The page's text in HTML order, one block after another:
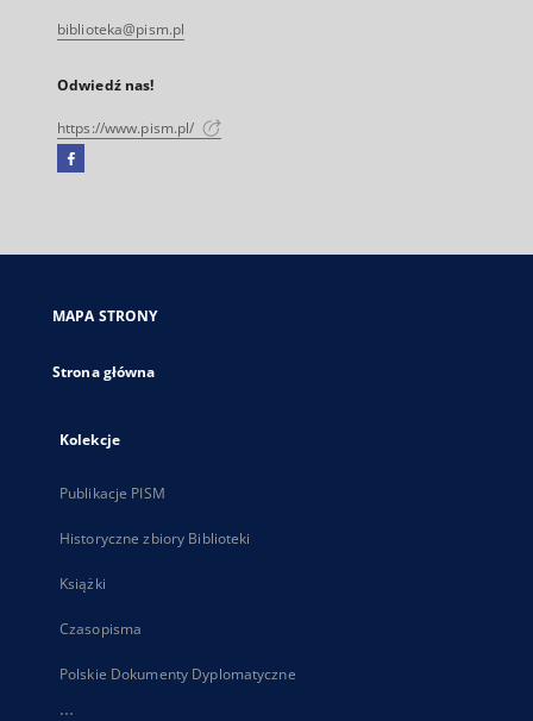
biblioteka@pism.pl
Odwiedź nas!
https://www.pism.pl/
Facebook
się
karcie
MAPA STRONY
Strona główna
Kolekcje
Publikacje PISM
Historyczne zbiory Biblioteki
Książki
Czasopisma
Polskie Dokumenty Dyplomatyczne
...